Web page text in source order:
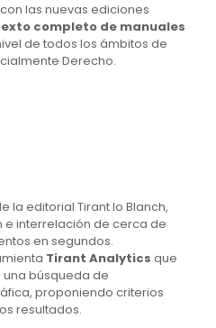
las nuevas ediciones
completo de manuales
de todos los ámbitos de
Derecho.
la editorial Tirant lo Blanch,
interrelación de cerca de
en segundos.
Tirant Analytics que
búsqueda de
proponiendo criterios
resultados.